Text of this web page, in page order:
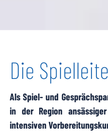
Die
Als Spiel- und
in der Region
intensiven